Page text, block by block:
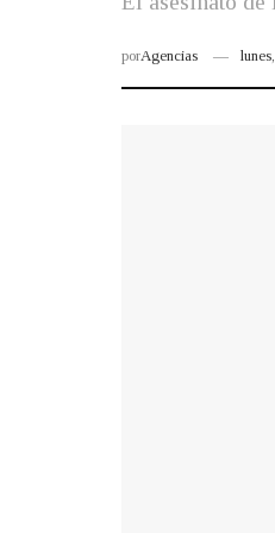
porAgencias